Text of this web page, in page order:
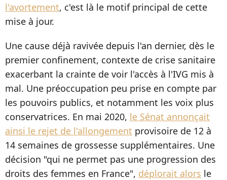
l'avortement, c'est là le motif principal de cette
mise à jour.
Une cause déjà ravivée depuis l'an dernier, dès le
premier confinement, contexte de crise sanitaire
exacerbant la crainte de voir l'accès à l'IVG mis à
mal. Une préoccupation peu prise en compte par
les pouvoirs publics, et notamment les voix plus
conservatrices. En mai 2020, le Sénat annonçait
ainsi le rejet de l'allongement provisoire de 12 à
14 semaines de grossesse supplémentaires. Une
décision "qui ne permet pas une progression des
droits des femmes en France", déplorait alors le